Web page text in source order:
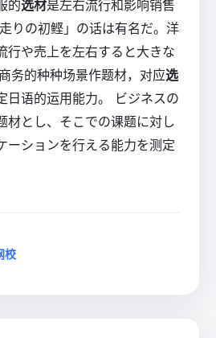
的选材是左右流行和影响销售
りの初鲣」の话は有名だ。洋
行や売上を左右すると大きな
务的种种场景作题材，对应选
日语的运用能力。 ビジネスの
材とし、そこでの课题に対し
ーションを行える能力を测定
校